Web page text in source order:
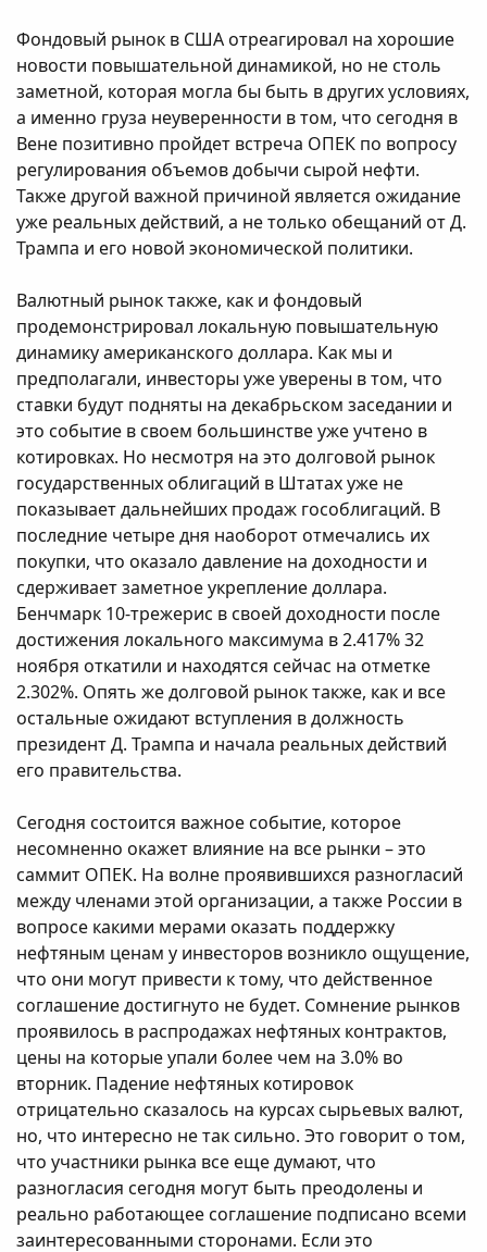
Фондовый рынок в США отреагировал на хорошие
новости повышательной динамикой, но не столь
заметной, которая могла бы быть в других условиях,
а именно груза неуверенности в том, что сегодня в
Вене позитивно пройдет встреча ОПЕК по вопросу
регулирования объемов добычи сырой нефти.
Также другой важной причиной является ожидание
уже реальных действий, а не только обещаний от Д.
Трампа и его новой экономической политики.
Валютный рынок также, как и фондовый
продемонстрировал локальную повышательную
динамику американского доллара. Как мы и
предполагали, инвесторы уже уверены в том, что
ставки будут подняты на декабрьском заседании и
это событие в своем большинстве уже учтено в
котировках. Но несмотря на это долговой рынок
государственных облигаций в Штатах уже не
показывает дальнейших продаж гособлигаций. В
последние четыре дня наоборот отмечались их
покупки, что оказало давление на доходности и
сдерживает заметное укрепление доллара.
Бенчмарк 10-трежерис в своей доходности после
достижения локального максимума в 2.417% 32
ноября откатили и находятся сейчас на отметке
2.302%. Опять же долговой рынок также, как и все
остальные ожидают вступления в должность
президент Д. Трампа и начала реальных действий
его правительства.
Сегодня состоится важное событие, которое
несомненно окажет влияние на все рынки – это
саммит ОПЕК. На волне проявившихся разногласий
между членами этой организации, а также России в
вопросе какими мерами оказать поддержку
нефтяным ценам у инвесторов возникло ощущение,
что они могут привести к тому, что действенное
соглашение достигнуто не будет. Сомнение рынков
проявилось в распродажах нефтяных контрактов,
цены на которые упали более чем на 3.0% во
вторник. Падение нефтяных котировок
отрицательно сказалось на курсах сырьевых валют,
но, что интересно не так сильно. Это говорит о том,
что участники рынка все еще думают, что
разногласия сегодня могут быть преодолены и
реально работающее соглашение подписано всеми
заинтересованными сторонами. Если это